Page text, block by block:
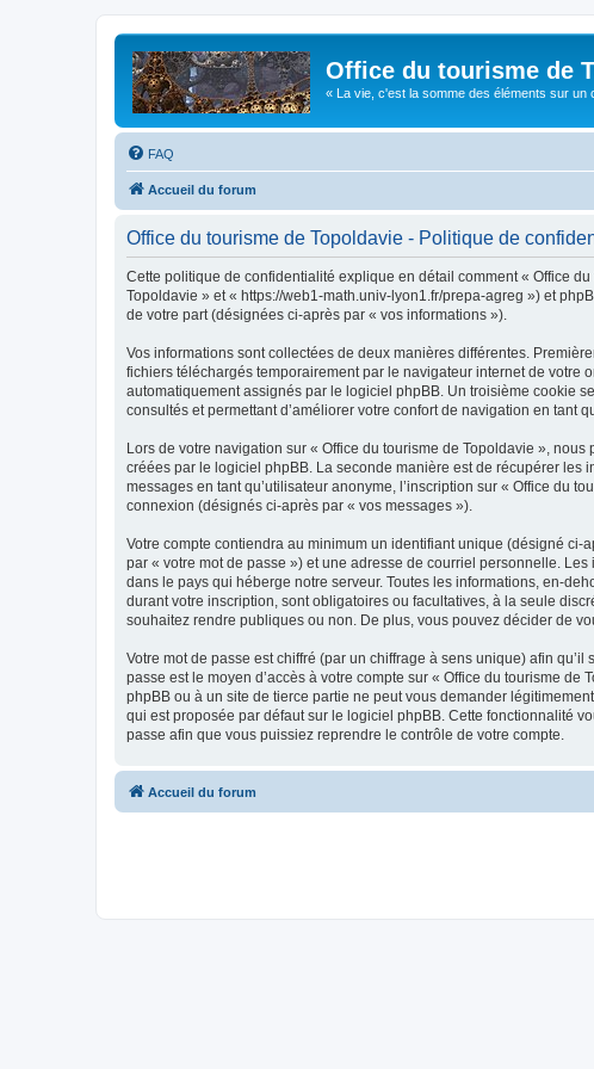
Office du tourisme de
« La vie, c'est la somme des éléments sur un
FAQ
Accueil du forum
Office du tourisme de Topoldavie - Politique de
Cette politique de confidentialité explique en détail comment « Office
Topoldavie » et « https://web1-math.univ-lyon1.fr/prepa-agreg ») et
de votre part (désignées ci-après par « vos informations »).
Vos informations sont collectées de deux manières différentes.
fichiers téléchargés temporairement par le navigateur internet de votre
automatiquement assignés par le logiciel phpBB. Un troisième cookie
consultés et permettant d’améliorer votre confort de navigation en tant
Lors de votre navigation sur « Office du tourisme de Topoldavie »,
créées par le logiciel phpBB. La seconde manière est de récupérer
messages en tant qu’utilisateur anonyme, l’inscription sur « Office du
connexion (désignés ci-après par « vos messages »).
Votre compte contiendra au minimum un identifiant unique (désigné ci-
par « votre mot de passe ») et une adresse de courriel personnelle.
dans le pays qui héberge notre serveur. Toutes les informations, en-
durant votre inscription, sont obligatoires ou facultatives, à la seule
souhaitez rendre publiques ou non. De plus, vous pouvez décider de
Votre mot de passe est chiffré (par un chiffrage à sens unique) afin
passe est le moyen d’accès à votre compte sur « Office du tourisme
phpBB ou à un site de tierce partie ne peut vous demander
qui est proposée par défaut sur le logiciel phpBB. Cette fonctionnalité
passe afin que vous puissiez reprendre le contrôle de votre compte.
Accueil du forum